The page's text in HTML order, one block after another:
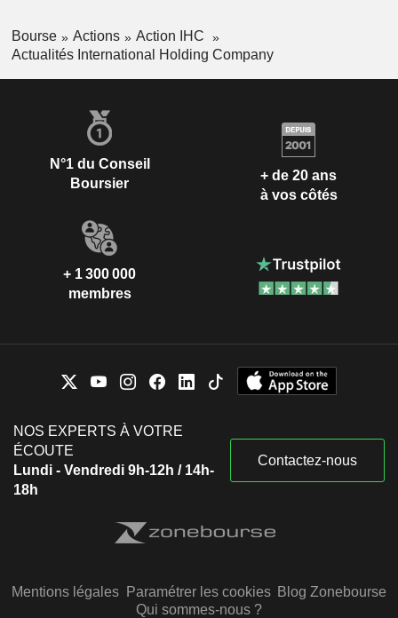
Bourse Actions
Action IHC
Actualités International Holding Company
N°1 du Conseil
Boursier
+ de 20 ans
à vos côtés
+ 1 300 000
membres
NOS EXPERTS À VOTRE
ÉCOUTE
Lundi - Vendredi 9h-12h / 14h-
18h
Contactez-nous
Mentions légales Paramétrer les cookies Blog Zonebourse
Qui sommes-nous ?